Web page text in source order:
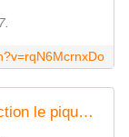
Goldwing - ballade Nord Alsace Direction le pique nique après la frontière